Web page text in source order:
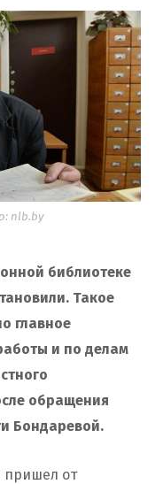
nlb.by
библиотеке
Такое
главное
и по делам
обращения
Бондаревой.
пришел от